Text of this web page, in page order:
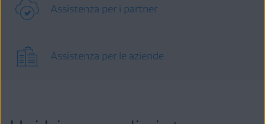
Assistenza per i partner
Assistenza per le aziende